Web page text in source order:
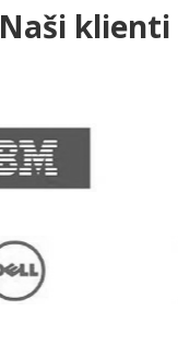
Naši klienti